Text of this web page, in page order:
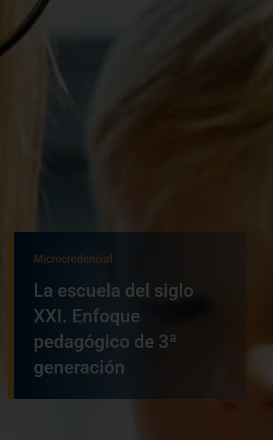
Microcredencial
La escuela del siglo
XXI. Enfoque
pedagógico de 3ª
generación